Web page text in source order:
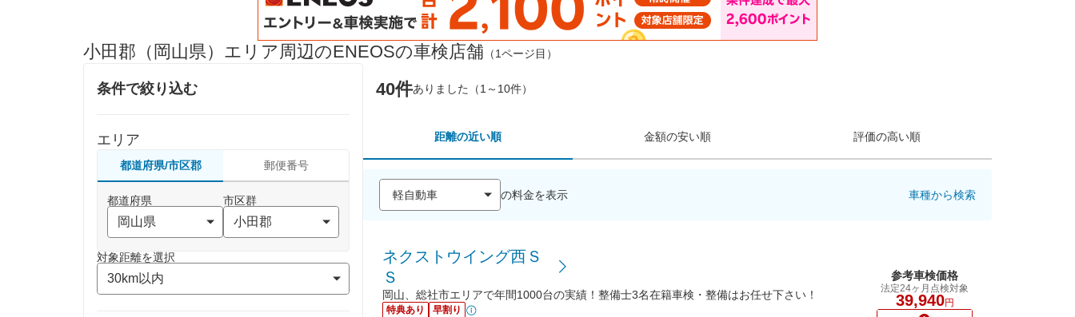
小田郡（岡山県）エリア周辺のENEOSの車検店舗 （1ページ目）
条件で絞り込む
エリア
都道府県/市区郡 郵便番号
都道府県 市区群
対象距離を選択
40件ありました（1～10件）
距離の近い順 金額の安い順 評価の高い順
の料金を表示 車種から検索
ネクストウイング西Ｓ
Ｓ
岡山、総社市エリアで年間1000台の実績！整備士3名在籍車検・整備はお任せ下さい！
特典あり 早割り
参考車検価格
法定24ヶ月点検対象
39,940円